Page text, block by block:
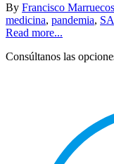
By Francisco Marruecos
medicina, pandemia,
Read more...
Consúltanos las